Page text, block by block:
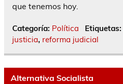
que tenemos hoy.
Categoría: Política Etiquetas:
justicia, reforma judicial
Alternativa Socialista